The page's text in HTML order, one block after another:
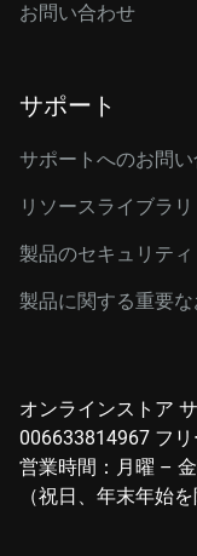
お問い合わせ
サポート
サポートへのお問
リソースライブラリ
製品のセキュリティ
製品に関する重要
オンラインストア
006633814967 フ
営業時間：月曜 –
（祝日、年末年始を